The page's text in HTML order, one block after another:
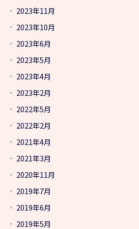
2023年11月
2023年10月
2023年6月
2023年5月
2023年4月
2023年2月
2022年5月
2022年2月
2021年4月
2021年3月
2020年11月
2019年7月
2019年6月
2019年5月